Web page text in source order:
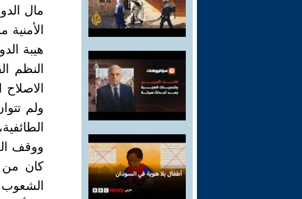
مال
هيبة
النظم
ولم
ووقف
كان من
الشعوب